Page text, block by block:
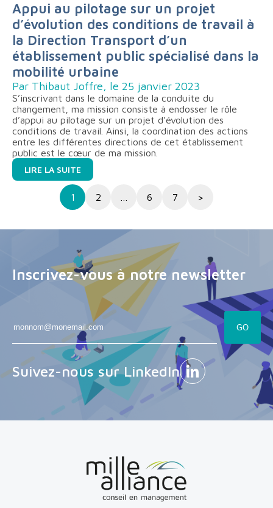
Appui au pilotage sur un projet
d’évolution des conditions de travail à
la Direction Transport d’un
établissement public spécialisé dans la
mobilité urbaine
Par Thibaut Joffre, le 25 janvier 2023
S’inscrivant dans le domaine de la conduite du
changement, ma mission consiste à endosser le rôle
d’appui au pilotage sur un projet d’évolution des
conditions de travail. Ainsi, la coordination des actions
entre les différentes directions de cet établissement
public est le cœur de ma mission.
LIRE LA SUITE
1 2 6 7 >
Inscrivez-vous à notre newsletter
Suivez-nous sur LinkedIn